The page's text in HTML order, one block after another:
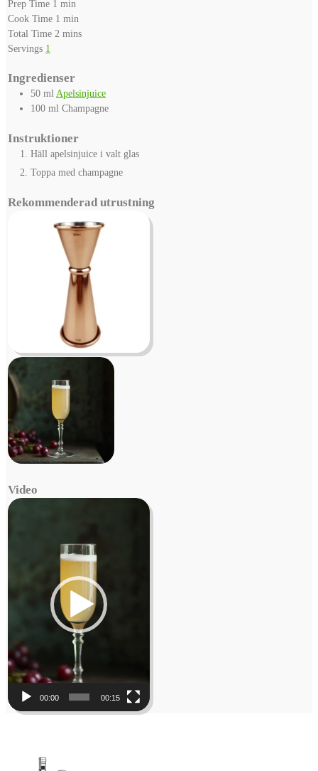
Prep Time 1 minute
min
Cook Time 1 minute
min
Total Time 2 minutes
mins
Servings 1
Ingredienser
50 mlApelsinjuice
100 ml Champagne
Instruktioner
Häll apelsinjuice i valt glas
Toppa med champagne
Rekommenderad utrustning
Video
Video
00:00 00:15